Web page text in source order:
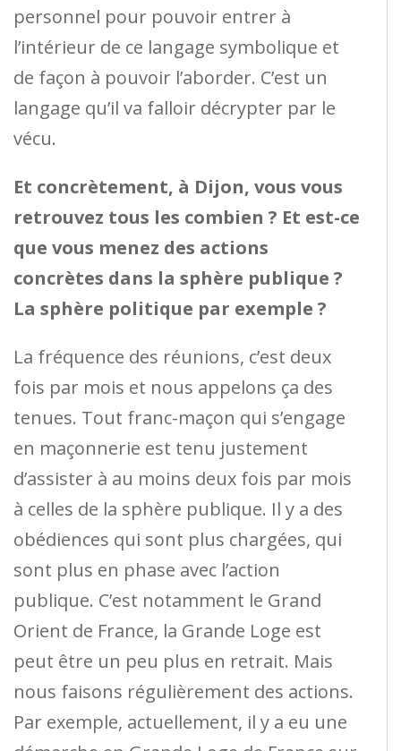
personnel pour pouvoir entrer à
l’intérieur de ce langage symbolique et
de façon à pouvoir l’aborder. C’est un
langage qu’il va falloir décrypter par le
vécu.
Et concrètement, à Dijon, vous vous
retrouvez tous les combien ? Et est-ce
que vous menez des actions
concrètes dans la sphère publique ?
La sphère politique par exemple ?
La fréquence des réunions, c’est deux
fois par mois et nous appelons ça des
tenues. Tout franc-maçon qui s’engage
en maçonnerie est tenu justement
d’assister à au moins deux fois par mois
à celles de la sphère publique. Il y a des
obédiences qui sont plus chargées, qui
sont plus en phase avec l’action
publique. C’est notamment le Grand
Orient de France, la Grande Loge est
peut être un peu plus en retrait. Mais
nous faisons régulièrement des actions.
Par exemple, actuellement, il y a eu une